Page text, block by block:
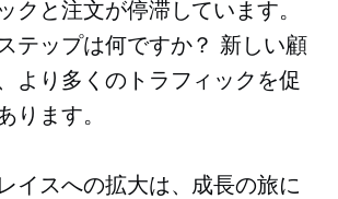
クと注文が停滞しています。
テップは何ですか？ 新しい顧
より多くのトラフィックを促
ります。
イスへの拡大は、成長の旅に